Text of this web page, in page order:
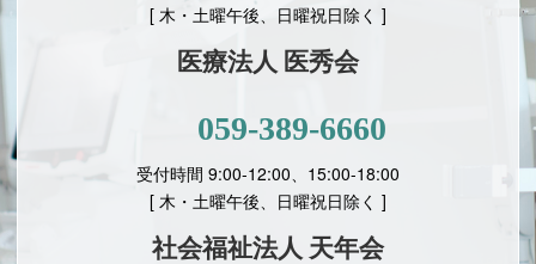
[ 木・土曜午後、日曜祝日除く ]
医療法人 医秀会
059-389-6660
受付時間 9:00-12:00、15:00-18:00
[ 木・土曜午後、日曜祝日除く ]
社会福祉法人 天年会